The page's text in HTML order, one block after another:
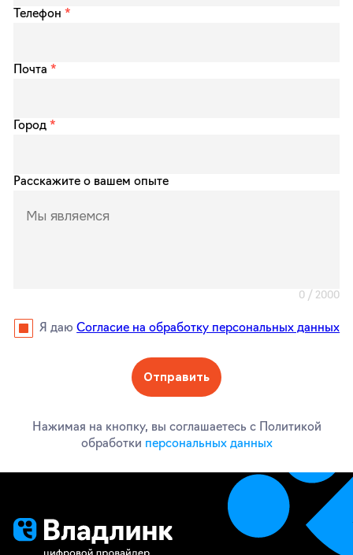
Телефон *
Почта *
Город *
Расскажите о вашем опыте
0 / 2000
Я даюСогласие на обработку персональных данных
Отправить
Нажимая на кнопку, вы соглашаетесь с Политикой
обработки персональных данных